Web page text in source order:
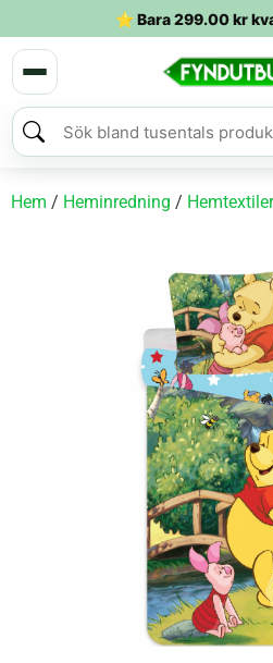
⭐ Bara299.00kr
Hem / Heminredning / Hemtextiler